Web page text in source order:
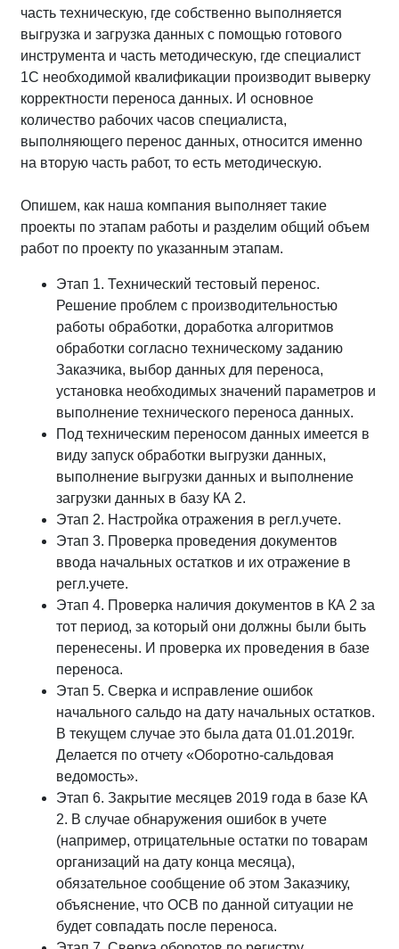
часть техническую, где собственно выполняется
выгрузка и загрузка данных с помощью готового
инструмента и часть методическую, где специалист
1С необходимой квалификации производит выверку
корректности переноса данных. И основное
количество рабочих часов специалиста,
выполняющего перенос данных, относится именно
на вторую часть работ, то есть методическую.
Опишем, как наша компания выполняет такие
проекты по этапам работы и разделим общий объем
работ по проекту по указанным этапам.
Этап 1. Технический тестовый перенос.
Решение проблем с производительностью
работы обработки, доработка алгоритмов
обработки согласно техническому заданию
Заказчика, выбор данных для переноса,
установка необходимых значений параметров и
выполнение технического переноса данных.
Под техническим переносом данных имеется в
виду запуск обработки выгрузки данных,
выполнение выгрузки данных и выполнение
загрузки данных в базу КА 2.
Этап 2. Настройка отражения в регл.учете.
Этап 3. Проверка проведения документов
ввода начальных остатков и их отражение в
регл.учете.
Этап 4. Проверка наличия документов в КА 2 за
тот период, за который они должны были быть
перенесены. И проверка их проведения в базе
переноса.
Этап 5. Сверка и исправление ошибок
начального сальдо на дату начальных остатков.
В текущем случае это была дата 01.01.2019г.
Делается по отчету «Оборотно-сальдовая
ведомость».
Этап 6. Закрытие месяцев 2019 года в базе КА
2. В случае обнаружения ошибок в учете
(например, отрицательные остатки по товарам
организаций на дату конца месяца),
обязательное сообщение об этом Заказчику,
объяснение, что ОСВ по данной ситуации не
будет совпадать после переноса.